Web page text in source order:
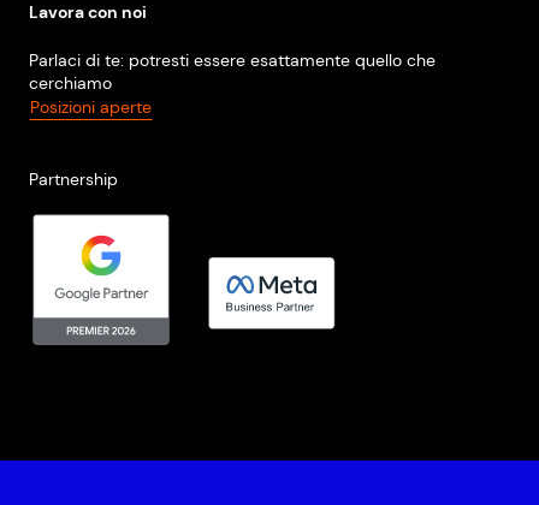
Lavora con noi
Parlaci di te: potresti essere esattamente quello che
cerchiamo
Posizioni aperte
Partnership